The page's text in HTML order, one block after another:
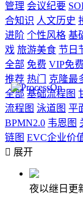
管理 会议纪要
合知识 人文历史
进阶 个性风格 基
戏 旅游美食 节日
全部 免费 VIP免费
推荐 热门 克隆最
全部 基础流程图
流程图 泳道图 平
BPMN2.0 韦恩图
链图 EVC企业价
 展开
夜以继日更